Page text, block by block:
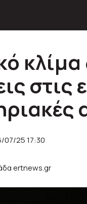
κλίμα
στις
07/25 17:30
ertnews.gr